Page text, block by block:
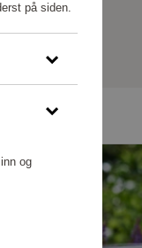
- 347760 poeng
på siden.
og